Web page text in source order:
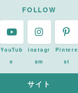
FOLLOW
YouTub
e
instagr
am
Pintere
st